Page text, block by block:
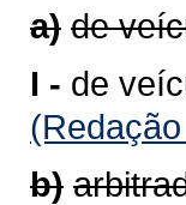
a) de
I - de
b)